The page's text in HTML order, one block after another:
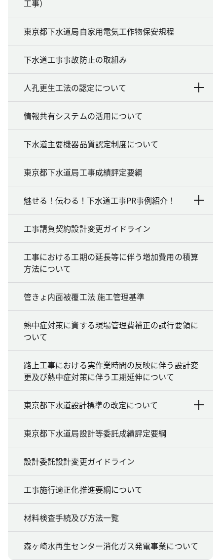
工事）
東京都下水道局自家用電気工作物保安規程
下水道工事事故防止の取組み
人孔更生工法の認定について
情報共有システムの活用について
下水道主要機器品質認定制度について
東京都下水道局工事成績評定要綱
魅せる！伝わる！下水道工事PR事例紹介！
工事請負契約設計変更ガイドライン
工事における工期の延長等に伴う増加費用の積算
方法について
管きょ内面被覆工法 施工管理基準
熱中症対策に資する現場管理費補正の試行要領に
ついて
路上工事における実作業時間の反映に伴う設計変
更及び熱中症対策に伴う工期延伸について
東京都下水道設計標準の改定について
東京都下水道局設計等委託成績評定要綱
設計委託設計変更ガイドライン
工事施行適正化推進要綱について
材料検査手続及び方法一覧
森ヶ崎水再生センター消化ガス発電事業について